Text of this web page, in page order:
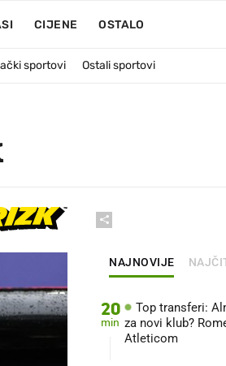
CIJENE OSTALO
sportovi Ostali sportovi
NAJNOVIJE
20
min
Top transferi:
za novi klub?
Atleticom